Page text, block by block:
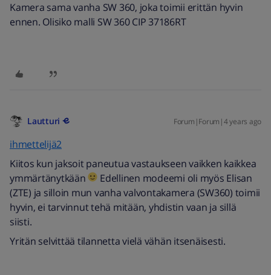
Kamera sama vanha SW 360, joka toimii erittän hyvin
ennen. Olisiko malli SW 360 CIP 37186RT
Lautturi Forum|Forum|4 years ago
ihmettelijä2
Kiitos kun jaksoit paneutua vastaukseen vaikken kaikkea
ymmärtänytkään
Edellinen modeemi oli myös Elisan
(ZTE) ja silloin mun vanha valvontakamera (SW360) toimii
hyvin, ei tarvinnut tehä mitään, yhdistin vaan ja sillä
siisti.
Yritän selvittää tilannetta vielä vähän itsenäisesti.